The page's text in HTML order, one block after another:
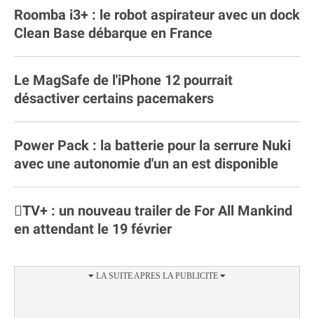
Roomba i3+ : le robot aspirateur avec un dock
Clean Base débarque en France
Le MagSafe de l'iPhone 12 pourrait
désactiver certains pacemakers
Power Pack : la batterie pour la serrure Nuki
avec une autonomie d'un an est disponible
TV+ : un nouveau trailer de For All Mankind
en attendant le 19 février